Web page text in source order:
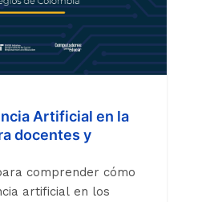
Artificial en la
docentes y
comprender cómo
artificial en los